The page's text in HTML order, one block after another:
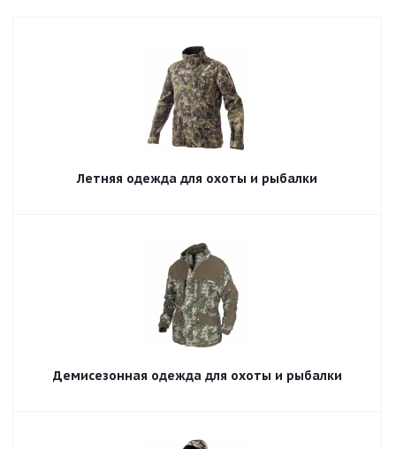
Летняя одежда для охоты и рыбалки
Демисезонная одежда для охоты и рыбалки